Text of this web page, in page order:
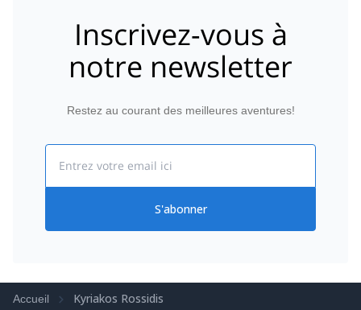
Inscrivez-vous à
notre newsletter
Restez au courant des meilleures aventures!
S'abonner
Accueil Kyriakos Rossidis